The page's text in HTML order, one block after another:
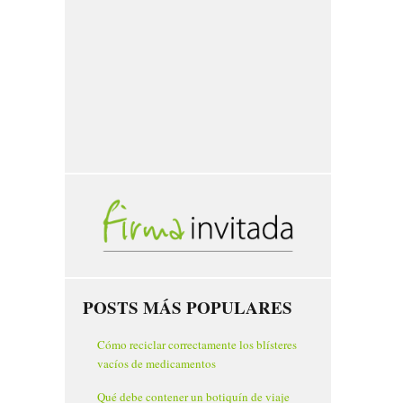
POSTS MÁS POPULARES
Cómo reciclar correctamente los blísteres
vacíos de medicamentos
Qué debe contener un botiquín de viaje